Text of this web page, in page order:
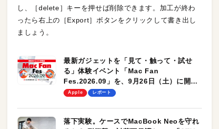
し、［delete］キーを押せば削除できます。加工が終わ
ったら右上の［Export］ボタンをクリックして書き出し
ましょう。
最新ガジェットを「見て・触って・試せ
る」体験イベント「Mac Fan
Fes.2026.09」を、9月26日（土）に開催
します！
Apple レポート
落下実験。ケースでMacBook Neoを守れ